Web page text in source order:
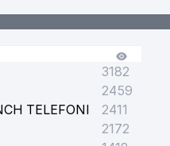
3182
2459
TELEFONI
2411
2172